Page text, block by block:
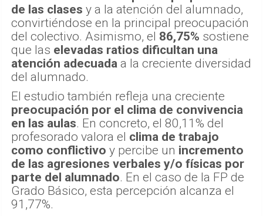
de las clases y a la atención del alumnado,
convirtiéndose en la principal preocupación
del colectivo. Asimismo, el 86,75% sostiene
que las elevadas ratios dificultan una
atención adecuada a la creciente diversidad
del alumnado.
El estudio también refleja una creciente
preocupación por el clima de convivencia
en las aulas. En concreto, el 80,11% del
profesorado valora el clima de trabajo
como conflictivo y percibe un incremento
de las agresiones verbales y/o físicas por
parte del alumnado. En el caso de la FP de
Grado Básico, esta percepción alcanza el
91,77%.